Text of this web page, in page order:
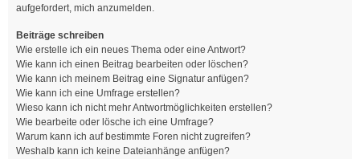
aufgefordert, mich anzumelden.
Beiträge schreiben
Wie erstelle ich ein neues Thema oder eine Antwort?
Wie kann ich einen Beitrag bearbeiten oder löschen?
Wie kann ich meinem Beitrag eine Signatur anfügen?
Wie kann ich eine Umfrage erstellen?
Wieso kann ich nicht mehr Antwortmöglichkeiten erstellen?
Wie bearbeite oder lösche ich eine Umfrage?
Warum kann ich auf bestimmte Foren nicht zugreifen?
Weshalb kann ich keine Dateianhänge anfügen?